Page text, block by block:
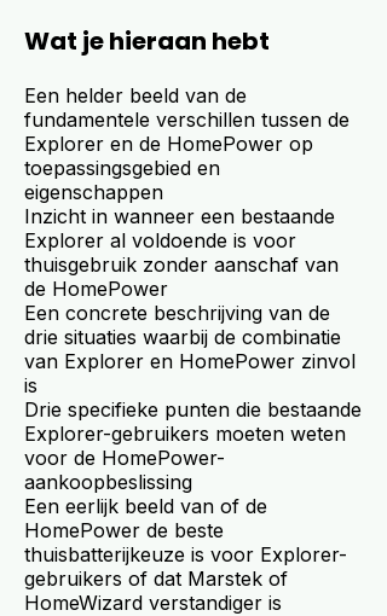
Wat je hieraan hebt
Een helder beeld van de
fundamentele verschillen tussen de
Explorer en de HomePower op
toepassingsgebied en
eigenschappen
Inzicht in wanneer een bestaande
Explorer al voldoende is voor
thuisgebruik zonder aanschaf van
de HomePower
Een concrete beschrijving van de
drie situaties waarbij de combinatie
van Explorer en HomePower zinvol
is
Drie specifieke punten die bestaande
Explorer-gebruikers moeten weten
voor de HomePower-
aankoopbeslissing
Een eerlijk beeld van of de
HomePower de beste
thuisbatterijkeuze is voor Explorer-
gebruikers of dat Marstek of
HomeWizard verstandiger is